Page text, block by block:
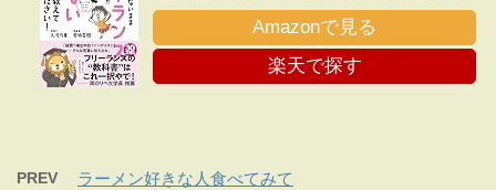
で損しない方法を教えてください!
Amazonで見る
楽天で探す
PREV ラーメン好きな人食べてみて